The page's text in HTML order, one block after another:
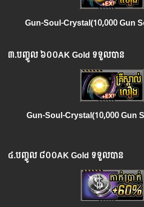
Gun-Soul-Crystal(10,000Gun
៣.​បញ្ចូល៦០០AK Gold ទទួលបាន
Gun-Soul-Crystal(10,000Gun
៤.​បញ្ចូល៨០០AK Gold ទទួលបាន